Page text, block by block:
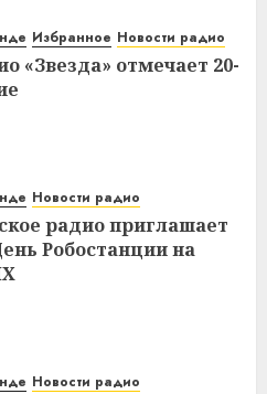
Избранное Новости радио
«Звезда» отмечает 20-
Новости радио
радио приглашает
Робостанции на
Новости радио